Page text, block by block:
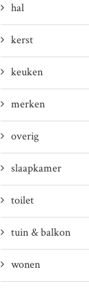
hal
kerst
keuken
merken
overig
slaapkamer
toilet
tuin & balkon
wonen